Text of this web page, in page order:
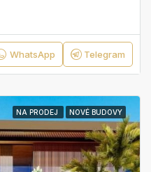
WhatsApp Telegram
NA PRODEJ NOVÉ BUDOVY